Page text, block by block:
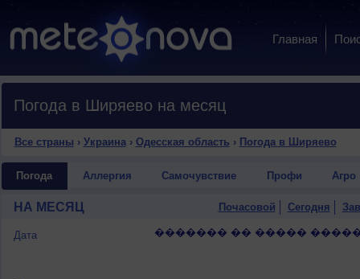
Главная
Погода в Ширяево на месяц
Все страны › Украина› Одесская область › Погода в Ширяево
Погода Аллергия Самочувствие Профи Агро
НА МЕСЯЦ Почасовой Сегодня
Дата ������� �� �����